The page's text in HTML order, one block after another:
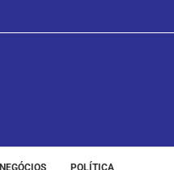
POLÍTICA